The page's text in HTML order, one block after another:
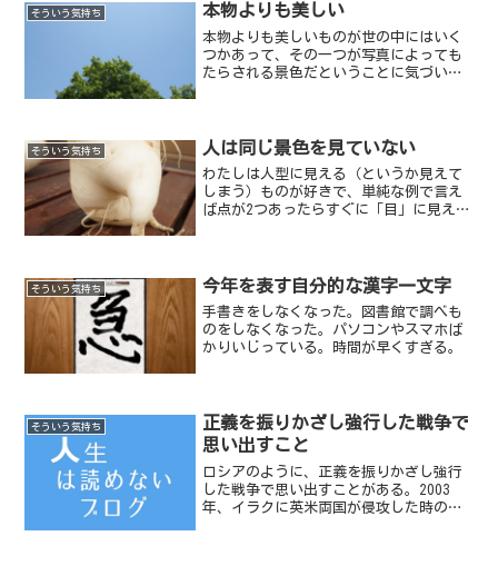
そういう気持ち 本物よりも美しい
本物よりも美しいものが世の中にはいく
つかあって、その一つが写真によっても
たらされる景色だということに気づい
そういう気持ち 人は同じ景色を見ていない
わたしは人型に見える（というか見えて
しまう）ものが好きで、単純な例で言え
ば点が2つあったらすぐに「目」に見えて
いればすぐさま写真に...
そういう気持ち 今年を表す自分的な漢字一文字
手書きをしなくなった。図書館で調べも
のをしなくなった。パソコンやスマホば
かりいじっている。時間が早くすぎる。
そういう気持ち
正義を振りかざし強行した戦争で
思い出すこと
ロシアのように、正義を振りかざし強行
した戦争で思い出すことがある。2003
年、イラクに英米両国が侵攻した時のこ